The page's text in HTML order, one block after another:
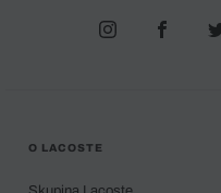
O LACOSTE